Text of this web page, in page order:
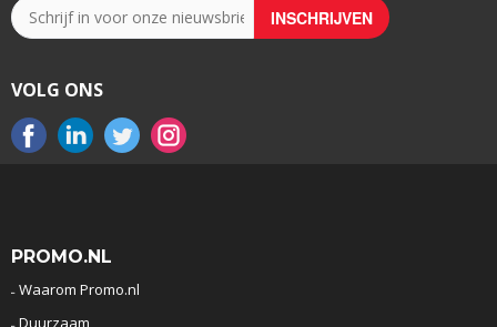
VOLG ONS
PROMO.NL
Waarom Promo.nl
Duurzaam